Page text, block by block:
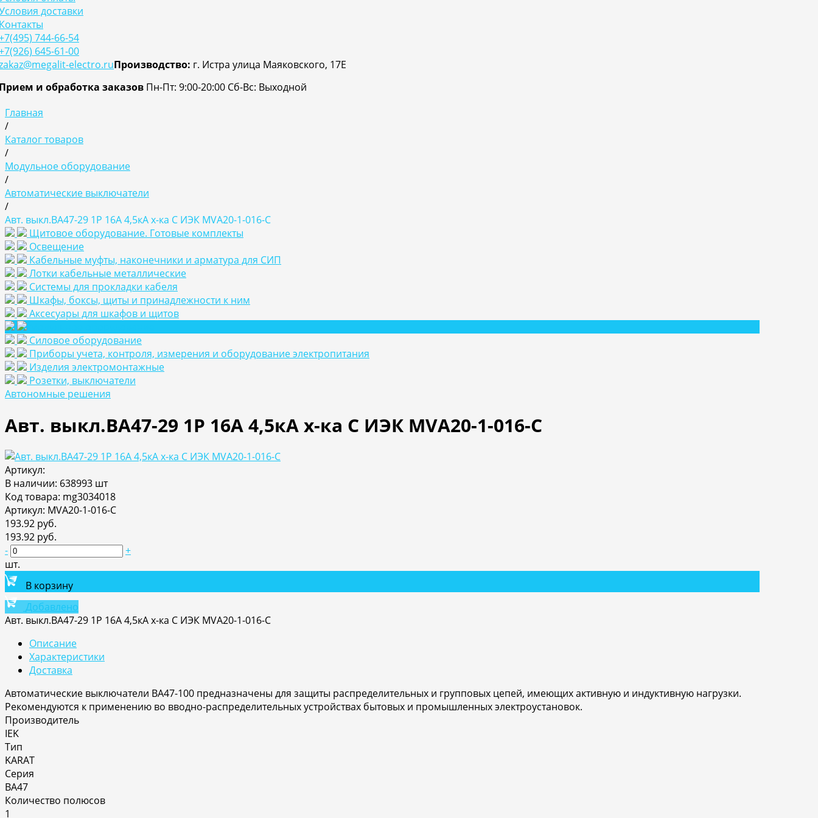
доставки
744-66-54
645-61-00
electro.ruПроизводство: г. Истра улица Маяковского, 17Е
и обработка заказов Пн-Пт: 9:00-20:00 Cб-Вс: Выходной
Главная
/
Каталог товаров
/
Модульное оборудование
/
Автоматические выключатели
/
Авт. выкл.ВА47-29 1Р 16А 4,5кА х-ка С ИЭК MVA20-1-016-C
Щитовое оборудование. Готовые комплекты
Освещение
Кабельные муфты, наконечники и арматура для СИП
Лотки кабельные металлические
Системы для прокладки кабеля
Шкафы, боксы, щиты и принадлежности к ним
Аксесуары для шкафов и щитов
Силовое оборудование
Приборы учета, контроля, измерения и оборудование электропитания
Изделия электромонтажные
Розетки, выключатели
Автономные решения
Авт. выкл.ВА47-29 1Р 16А 4,5кА х-ка С ИЭК MVA20-1-016-C
Артикул:
В наличии: 638993 шт
Код товара: mg3034018
Артикул: MVA20-1-016-C
193.92 руб.
193.92 руб.
-
+
шт.
В корзину
Добавлено
Авт. выкл.ВА47-29 1Р 16А 4,5кА х-ка С ИЭК MVA20-1-016-C
Описание
Характеристики
Доставка
Автоматические выключатели ВА47-100 предназначены для защиты распределительных и групповых цепей, имеющих активную и индуктивную нагрузки.
Рекомендуются к применению во вводно-распределительных устройствах бытовых и промышленных электроустановок.
Производитель
IEK
Тип
KARAT
Серия
ВА47
Количество полюсов
1